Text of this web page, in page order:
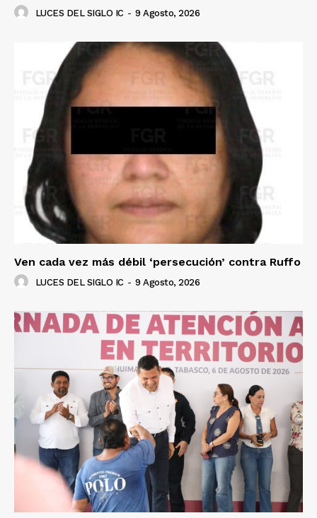
LUCES DEL SIGLO IC - 9 Agosto, 2026
Ven cada vez más débil ‘persecución’ contra Ruffo
LUCES DEL SIGLO IC - 9 Agosto, 2026